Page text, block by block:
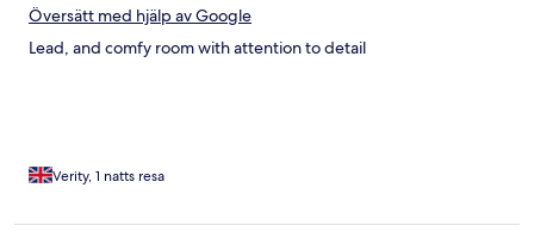
Översätt med hjälp av Google
Lead, and comfy room with attention to detail
Verity, 1 natts resa